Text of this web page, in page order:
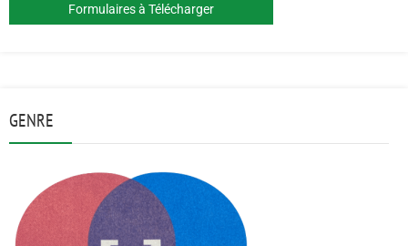
Formulaires à Télécharger
GENRE